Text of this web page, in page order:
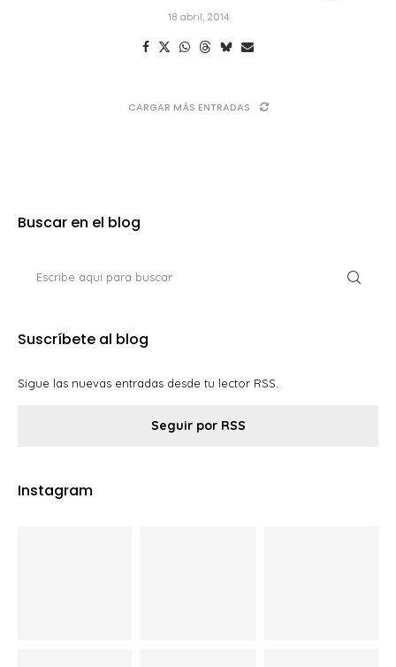
18 abril, 2014
CARGAR MÁS ENTRADAS
Buscar en el blog
Suscríbete al blog
Sigue las nuevas entradas desde tu lector RSS.
Seguir por RSS
Instagram